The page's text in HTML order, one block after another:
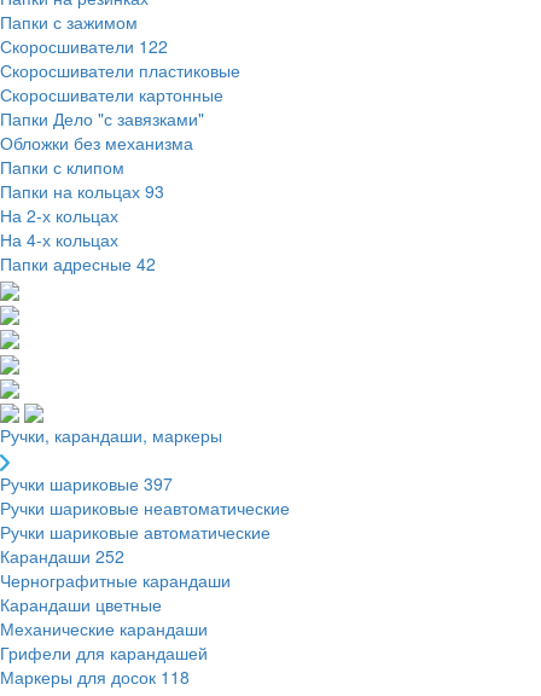
Папки с зажимом
Скоросшиватели 122
Скоросшиватели пластиковые
Скоросшиватели картонные
Папки Дело "с завязками"
Обложки без механизма
Папки с клипом
Папки на кольцах 93
На 2-х кольцах
На 4-х кольцах
Папки адресные 42
Ручки, карандаши, маркеры
Ручки шариковые 397
Ручки шариковые неавтоматические
Ручки шариковые автоматические
Карандаши 252
Чернографитные карандаши
Карандаши цветные
Механические карандаши
Грифели для карандашей
Маркеры для досок 118